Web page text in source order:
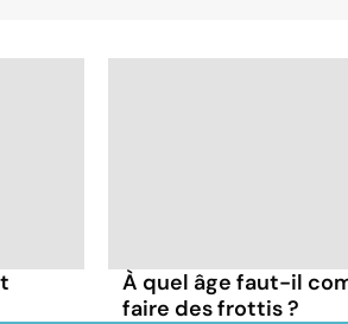
À quel âge faut-il
faire des frottis ?